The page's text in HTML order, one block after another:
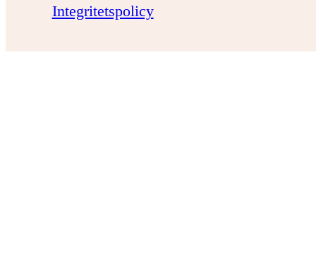
Integritetspolicy